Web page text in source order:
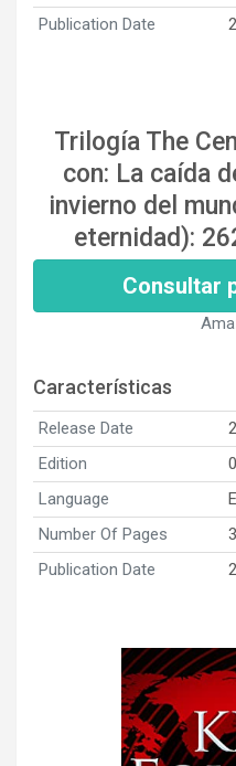
Publication Date
Trilogía The
con: La caída
invierno del
eternidad):
Consultar
Características
Release Date
Edition
Language
Number Of Pages
Publication Date